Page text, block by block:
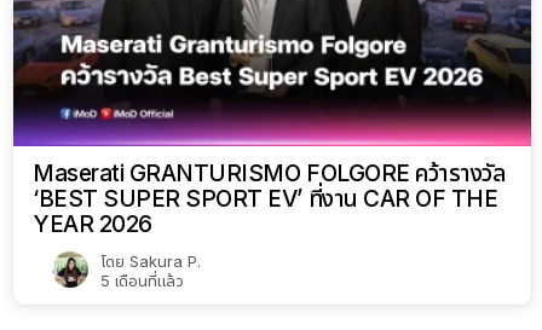
Maserati GRANTURISMO FOLGORE คว้ารางวัล
‘BEST SUPER SPORT EV’ ที่งาน CAR OF THE
YEAR 2026
โดย Sakura P.
5 เดือนที่แล้ว